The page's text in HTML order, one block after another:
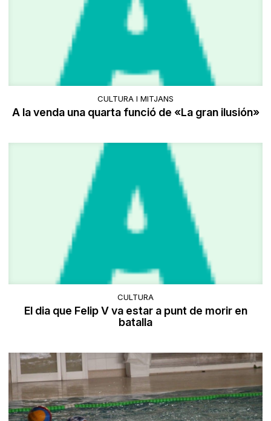
CULTURA I MITJANS
A la venda una quarta funció de «La gran ilusión»
CULTURA
El dia que Felip V va estar a punt de morir en
batalla